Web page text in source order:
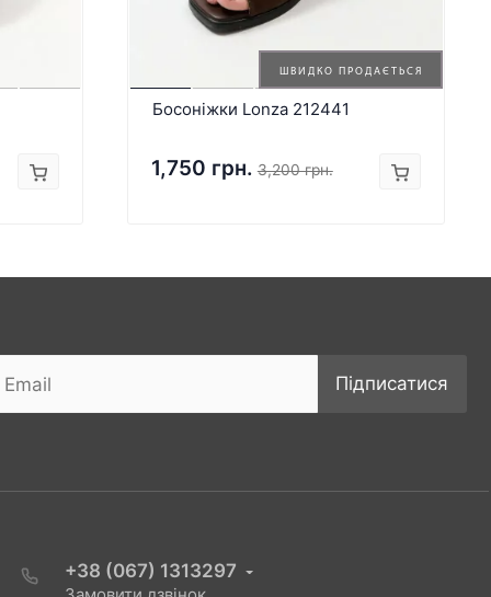
ШВИДКО ПРОДАЄТЬСЯ
Босоніжки Lonza 212441
1,750 грн. 3,200 грн.
Підписатися
+38 (067) 1313297